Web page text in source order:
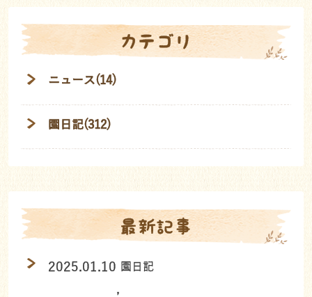
カテゴリ
ニュース(14)
園日記(312)
最新記事
2025.01.10 園日記
,